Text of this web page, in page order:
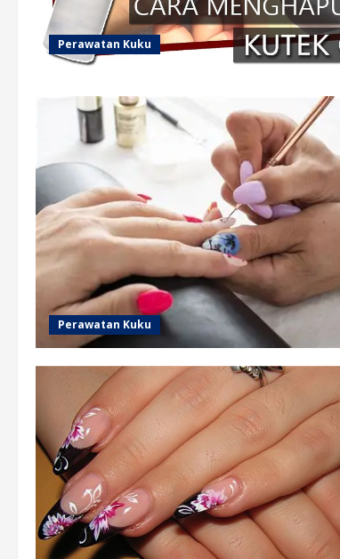
Perawatan Kuku
Perawatan Kuku